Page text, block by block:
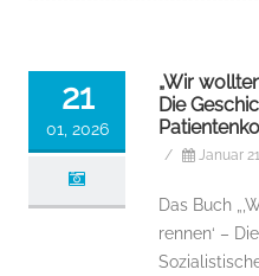
21
01, 2026
„Wir
Die
/ Januar
Das Buch
rennen‘ –